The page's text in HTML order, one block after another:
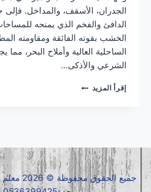
الجدران، الأسقف، والمداخل. فإلى
الدافئ والفخم الذي يمنحه
الخشب بقوته الفائقة ومقاومته
الساحلية العالية وأملاح البحر، مما
الشرعي والأذكى…
إقرأ المزيد تركيب
بديل
الخشب
جده
|
جميع